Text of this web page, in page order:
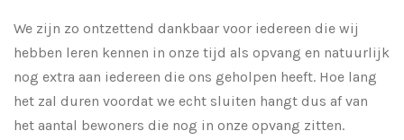
We zijn zo ontzettend dankbaar voor iedereen die wij
hebben leren kennen in onze tijd als opvang en natuurlijk
nog extra aan iedereen die ons geholpen heeft. Hoe lang
het zal duren voordat we echt sluiten hangt dus af van
het aantal bewoners die nog in onze opvang zitten.